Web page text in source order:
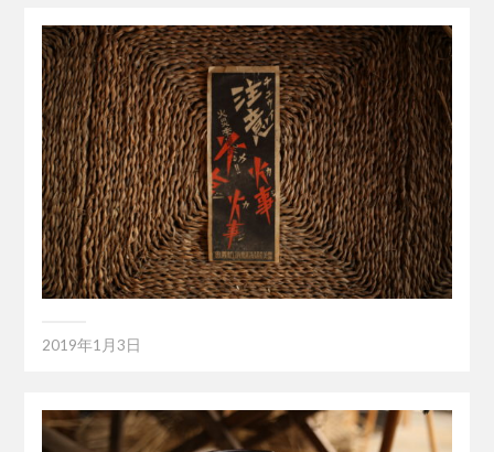
2019年1月3日